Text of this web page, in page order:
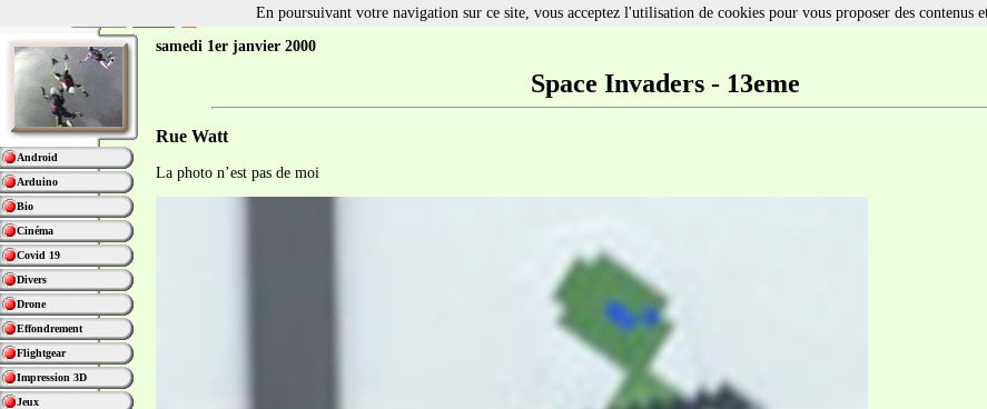
Android
Arduino
Bio
Cinéma
Covid 19
Divers
Drone
Effondrement
Flightgear
Impression 3D
Jeux
samedi 1er janvier 2000
Space Invaders - 13eme
Rue Watt
La photo n’est pas de moi
En poursuivant votre navigation sur ce site, vous acceptez l'utilisation de cookies pour vous proposer des contenus